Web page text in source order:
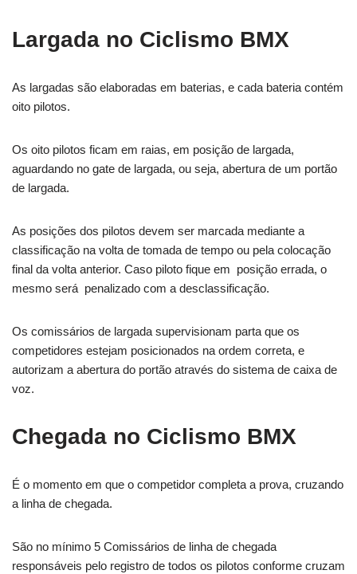
Largada no Ciclismo BMX
As largadas são elaboradas em baterias, e cada bateria contém
oito pilotos.
Os oito pilotos ficam em raias, em posição de largada,
aguardando no gate de largada, ou seja, abertura de um portão
de largada.
As posições dos pilotos devem ser marcada mediante a
classificação na volta de tomada de tempo ou pela colocação
final da volta anterior. Caso piloto fique em posição errada, o
mesmo será penalizado com a desclassificação.
Os comissários de largada supervisionam parta que os
competidores estejam posicionados na ordem correta, e
autorizam a abertura do portão através do sistema de caixa de
voz.
Chegada no Ciclismo BMX
É o momento em que o competidor completa a prova, cruzando
a linha de chegada.
São no mínimo 5 Comissários de linha de chegada
responsáveis pelo registro de todos os pilotos conforme cruzam